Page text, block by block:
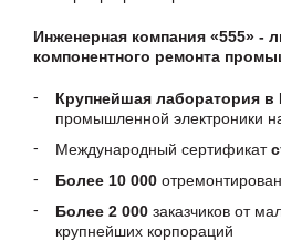
Инженерная компания «555» -
компонентного ремонта
Крупнейшая лаборатория в
промышленной электроники
Международный сертификат
Более 10 000
Более 2 000 заказчиков от
крупнейших корпораций